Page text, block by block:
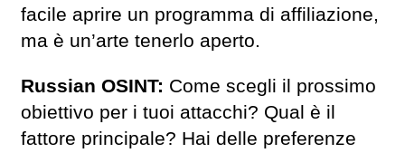
facile aprire un programma di affiliazione,
ma è un’arte tenerlo aperto.
Russian OSINT: Come scegli il prossimo
obiettivo per i tuoi attacchi? Qual è il
fattore principale? Hai delle preferenze